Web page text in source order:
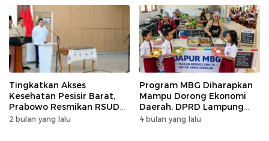
Tingkatkan Akses
Kesehatan Pesisir Barat,
Prabowo Resmikan RSUD
KH Muhammad Thohir
2 bulan yang lalu
Program MBG Diharapkan
Mampu Dorong Ekonomi
Daerah, DPRD Lampung
Tekankan Pemanfaatan
4 bulan yang lalu